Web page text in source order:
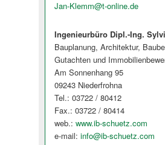
Jan-Klemm@t-online.de
Ingenieurbüro Dipl.-Ing.
Bauplanung, Architektur,
Gutachten und
Am Sonnenhang 95
09243 Niederfrohna
Tel.: 03722 / 80412
Fax.: 03722 / 80414
web.: www.ib-schuetz.com
e-mail: info@ib-schuetz.com